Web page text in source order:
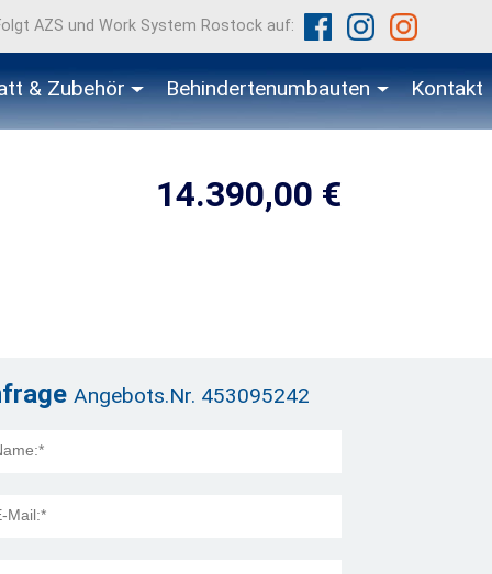
AZS und Work System Rostock auf:
& Zubehör Behindertenumbauten Kontakt
14.390,00 €
Angebots.Nr. 453095242